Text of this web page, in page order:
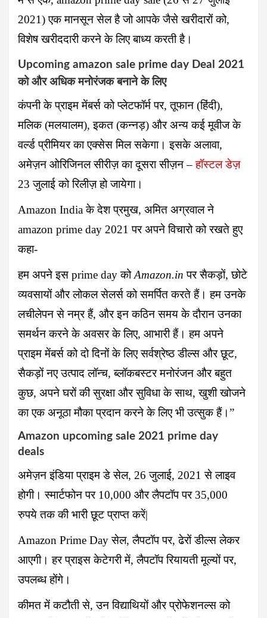
2021) एक मानसून सेल है जो आपके जैसे खरीदारों को,
विशेष खरीददारी करने के लिए बाध्य करती है।
Upcoming amazon sale prime day Deal 2021
को और अधिक मनोरंजक बनाने के लिए
कंपनी के प्राइम मेंबर्स को प्लेटफॉर्म पर, तूफान (हिंदी),
मलिक (मलयालम), इकत (कन्नड़) और अन्य कई मूवीज के
वर्ल्ड प्रीमियर का एक्सेस मिल सकेगा। इसके अलावा,
अमेज़न ओरिजिनल सीरीज़ का दूसरा सीज़न –हॉस्टल डेज़
23 जुलाई को रिलीज़ हो जायेगा।
Amazon Indiaके देश प्रमुख, अमित अग्रवाल ने
amazon prime day 2021 पर अपने विचारो को रखते हुए
कहा-
हम अपने इस prime dayकोAmazon.in पर सैकड़ों, छोटे
व्यवसायों और लोकल सेलर्स को समर्पित करते हैं। हम उनके
लचीलेपन से नम्र हैं, और इन कठिन समय के दौरान उनका
समर्थन करने के अवसर के लिए, आभारी हैं। हम अपने
प्राइम मेंबर्स को दो दिनों के लिए सर्वश्रेष्ठ डील्स और छूट,
सैकड़ों नए उत्पाद लॉन्च, ब्लॉकबस्टर मनोरंजन और बहुत
कुछ, अपने घरों की सुरक्षा और सुविधा के साथ, खुशी खोजने
का एक अनूठा मौका प्रदान करने के लिए भी उत्सुक हैं।”
Amazon upcoming sale 2021 prime day
deals
अमेज़न इंडिया प्राइम डे सेल, 26 जुलाई, 2021 से लाइव
होगी। स्मार्टफोन पर 10,000 और लैपटॉप पर 35,000
रुपये तक की भारी छूट प्राप्त करें|
Amazon Prime Dayसेल, लैपटॉप पर, ढेरों डील्स लेकर
आएगी। हर प्राइस केटेगरी में, लैपटॉप रियायती मूल्यों पर,
उपलब्ध होंगे।
कीमत में कटौती से, उन विद्याथियों और प्रोफेशनल्स को